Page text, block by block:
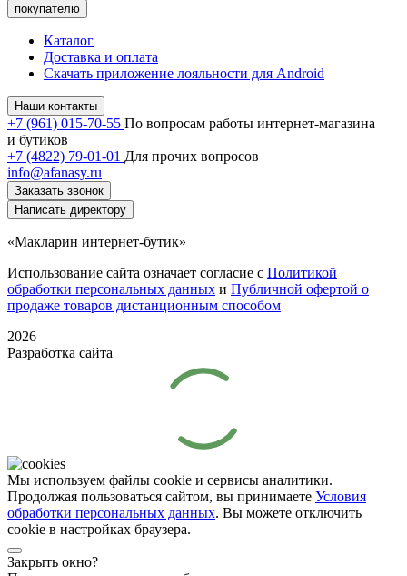
покупателю
Каталог
Доставка и оплата
Скачать приложение лояльности для Android
Наши контакты
+7 (961) 015-70-55 По вопросам работы интернет-магазина
и бутиков
+7 (4822) 79-01-01 Для прочих вопросов
info@afanasy.ru
Заказать звонок
Написать директору
«Макларин интернет-бутик»
Использование сайта означает согласие с Политикой
обработки персональных данных и Публичной офертой о
продаже товаров дистанционным способом
2026
Разработка сайта
Мы используем файлы cookie и сервисы аналитики.
Продолжая пользоваться сайтом, вы принимаете Условия
обработки персональных данных. Вы можете отключить
cookie в настройках браузера.
Закрыть окно?